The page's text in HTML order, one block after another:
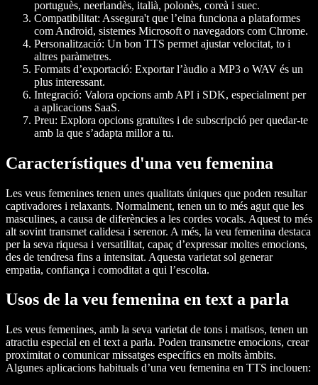
portuguès, neerlandès, italià, polonès, coreà i suec.
Compatibilitat: Assegura't que l’eina funciona a plataformes
com Android, sistemes Microsoft o navegadors com Chrome.
Personalització: Un bon TTS permet ajustar velocitat, to i
altres paràmetres.
Formats d’exportació: Exportar l’àudio a MP3 o WAV és un
plus interessant.
Integració: Valora opcions amb API i SDK, especialment per
a aplicacions SaaS.
Preu: Explora opcions gratuïtes i de subscripció per quedar-te
amb la que s’adapta millor a tu.
Característiques d'una veu femenina
Les veus femenines tenen unes qualitats úniques que poden resultar
captivadores i relaxants. Normalment, tenen un to més agut que les
masculines, a causa de diferències a les cordes vocals. Aquest to més
alt sovint transmet calidesa i serenor. A més, la veu femenina destaca
per la seva riquesa i versatilitat, capaç d’expressar moltes emocions,
des de tendresa fins a intensitat. Aquesta varietat sol generar
empatia, confiança i comoditat a qui l’escolta.
Usos de la veu femenina en text a parla
Les veus femenines, amb la seva varietat de tons i matisos, tenen un
atractiu especial en el text a parla. Poden transmetre emocions, crear
proximitat o comunicar missatges específics en molts àmbits.
Algunes aplicacions habituals d’una veu femenina en TTS inclouen: